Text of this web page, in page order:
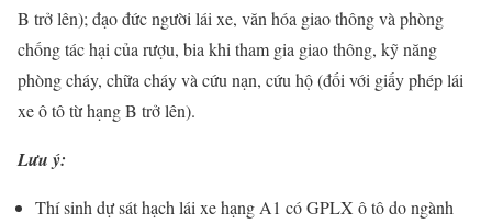
B trở lên); đạo đức người lái xe, văn hóa giao thông và phòng
chống tác hại của rượu, bia khi tham gia giao thông, kỹ năng
phòng cháy, chữa cháy và cứu nạn, cứu hộ (đối với giấy phép lái
xe ô tô từ hạng B trở lên).
Lưu ý:
Thí sinh dự sát hạch lái xe hạng A1 có GPLX ô tô do ngành